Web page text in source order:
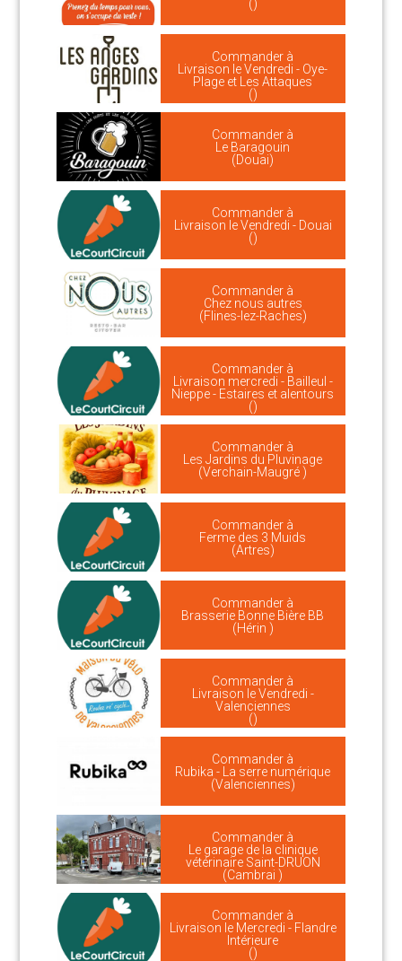
()
Commander à
Livraison le Vendredi - Oye-
Plage et Les Attaques
()
Commander à
Le Baragouin
(Douai)
Commander à
Livraison le Vendredi - Douai
()
Commander à
Chez nous autres
(Flines-lez-Raches)
Commander à
Livraison mercredi - Bailleul -
Nieppe - Estaires et alentours
()
Commander à
Les Jardins du Pluvinage
(Verchain-Maugré )
Commander à
Ferme des 3 Muids
(Artres)
Commander à
Brasserie Bonne Bière BB
(Hérin )
Commander à
Livraison le Vendredi -
Valenciennes
()
Commander à
Rubika - La serre numérique
(Valenciennes)
Commander à
Le garage de la clinique
vétérinaire Saint-DRUON
(Cambrai )
Commander à
Livraison le Mercredi - Flandre
Intérieure
()